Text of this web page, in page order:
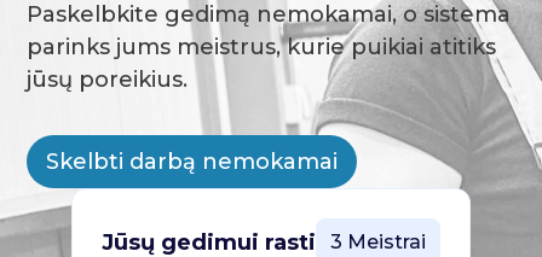
Paskelbkite gedimą nemokamai, o sistema
parinks jums meistrus, kurie puikiai atitiks
jūsų poreikius.
Skelbti darbą nemokamai
Jūsų gedimui rasti 3 Meistrai